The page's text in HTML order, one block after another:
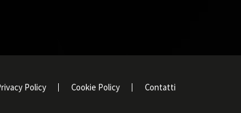
Policy Cookie Policy Contatti